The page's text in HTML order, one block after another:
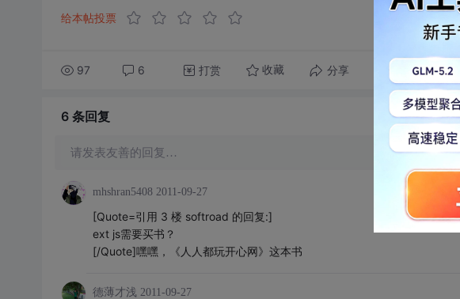
给本帖投票
97 6 打赏 收藏 分享 转发到动态
6 条回复
请发表友善的回复…
mhshran5408 2011-09-27
[Quote=引用 3 楼 softroad 的回复:]
ext js需要买书？
[/Quote]嘿嘿，《人人都玩开心网》这本书
德薄才浅 2011-09-27